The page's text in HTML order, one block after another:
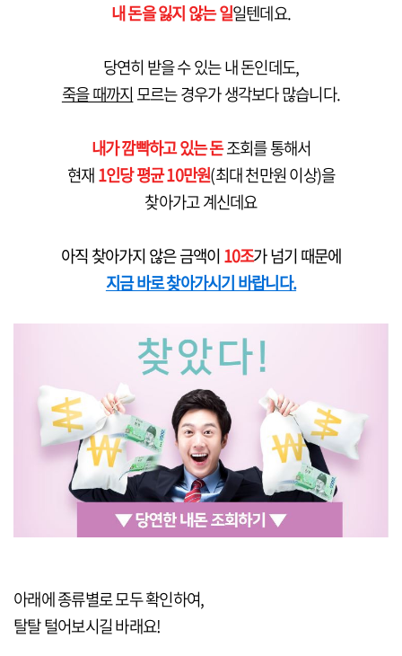
내 돈을 잃지 않는 일일텐데요.
당연히 받을 수 있는 내 돈인데도,
죽을 때까지 모르는 경우가 생각보다 많습니다.
내가 깜빡하고 있는 돈조회를 통해서
현재1인당 평균 10만원(최대 천만원 이상)을
찾아가고 계신데요
아직 찾아가지 않은 금액이 10조가 넘기 때문에
지금 바로 찾아가시기 바랍니다.
아래에 종류별로 모두 확인하여,
탈탈 털어보시길 바래요!